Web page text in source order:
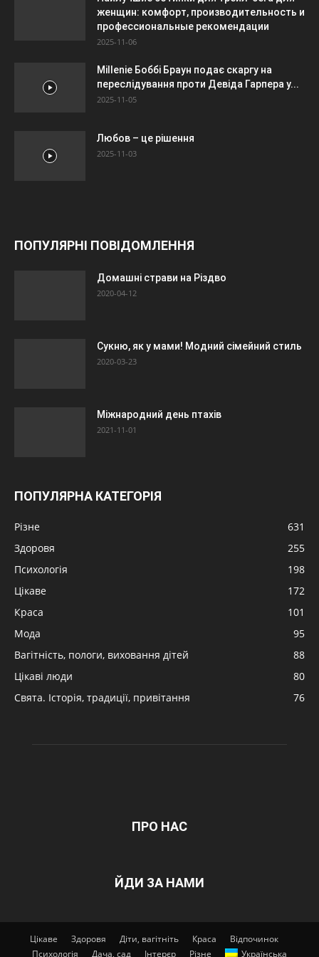
женщин: комфорт, производительность и
профессиональные рекомендации
2025-11-06
Millenie Боббі Браун подає скаргу на
переслідування проти Девіда Гарпера у...
2025-11-05
Любов – це рішення
2025-11-03
ПОПУЛЯРНІ ПОВІДОМЛЕННЯ
Домашні страви на Різдво
2020-04-12
Сукню, як у мами! Модний сімейний стиль
2020-03-23
Міжнародний день птахів
2021-11-01
ПОПУЛЯРНА КАТЕГОРІЯ
Різне
631
Здоровя
255
Психологія
198
Цікаве
172
Краса
101
Мода
95
Вагітність, пологи, виховання дітей
88
Цікаві люди
80
Свята. Історія, традиції, привітання
76
ПРО НАС
ЙДИ ЗА НАМИ
Цікаве Здоровя Діти, вагітніть Краса
Відпочинок
Психологія
Дача, сад Інтерєр Різне Українська